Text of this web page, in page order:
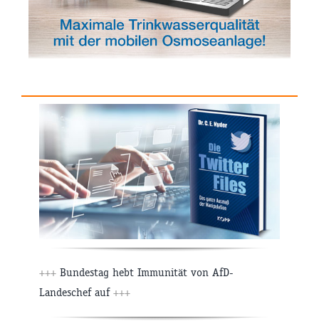
+++ Bundestag hebt Immunität von AfD-
Landeschef auf +++